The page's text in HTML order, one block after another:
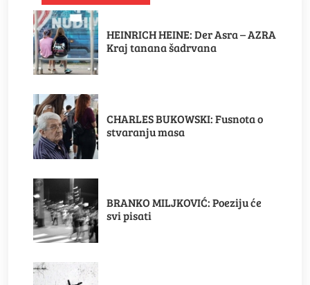
HEINRICH HEINE: Der Asra – AZRA
Kraj tanana šadrvana
CHARLES BUKOWSKI: Fusnota o
stvaranju masa
BRANKO MILJKOVIĆ: Poeziju će
svi pisati